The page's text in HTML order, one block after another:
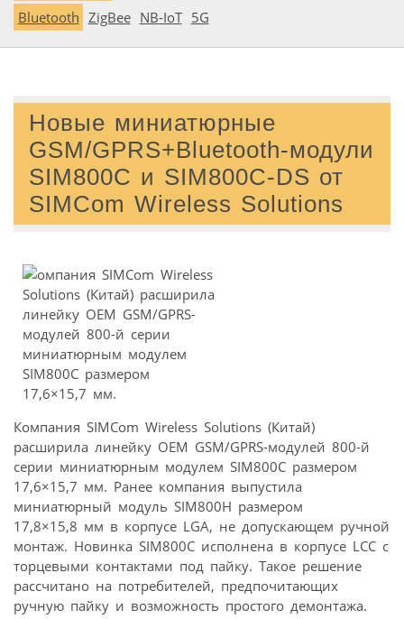
Bluetooth ZigBee NB-IoT 5G
Новые миниатюрные
GSM/GPRS+Bluetooth-модули
SIM800C и SIM800C-DS от
SIMCom Wireless Solutions
Компания SIMCom Wireless Solutions (Китай)
расширила линейку OEM GSM/GPRS-модулей 800-й
серии миниатюрным модулем SIM800C размером
17,6×15,7 мм. Ранее компания выпустила
миниатюрный модуль SIM800H размером
17,8×15,8 мм в корпусе LGA, не допускающем ручной
монтаж. Новинка SIM800C исполнена в корпусе LCC с
торцевыми контактами под пайку. Такое решение
рассчитано на потребителей, предпочитающих
ручную пайку и возможность простого демонтажа.